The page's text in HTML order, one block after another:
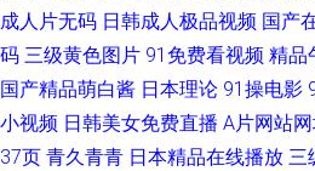
成人片无码 日韩成人极品视频 国产
码 三级黄色图片 91免费看视频 精品
国产精品萌白酱 日本理论 91操电影
小视频 日韩美女免费直播 A片网站
37页 青久青青 日本精品在线播放 三